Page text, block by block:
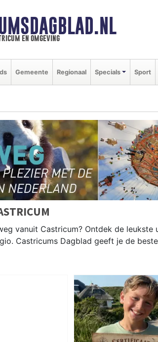
en omgeving
Gemeente Regionaal Specials Sport
vanuit Castricum? Ontdek de leukste
Castricums Dagblad geeft je de